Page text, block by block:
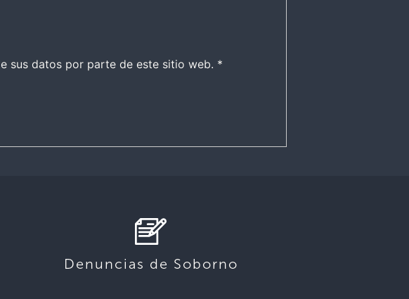
sus datos por parte de este sitio web. *
Denuncias de Soborno